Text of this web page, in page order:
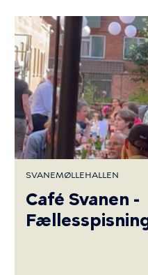
SVANEMØLLEHALLEN
Café Svanen -